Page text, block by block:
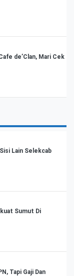
de’Clan, Mari Cek
Lain Selekcab
Sumut Di
Tapi Gaji Dan